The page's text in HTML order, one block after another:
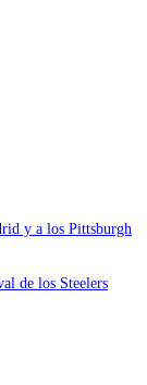
y a los Pittsburgh
de los Steelers